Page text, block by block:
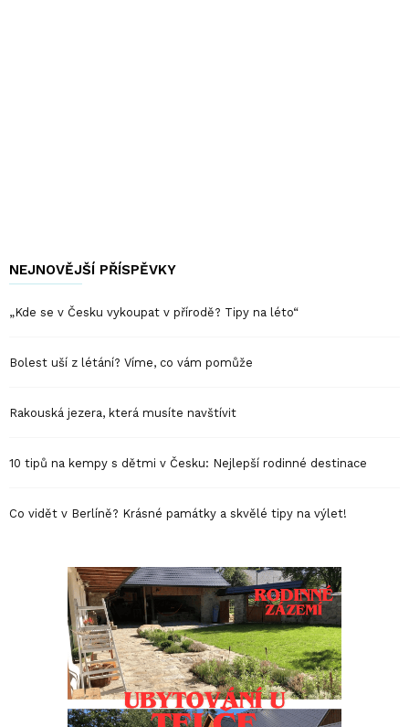
NEJNOVĚJŠÍ PŘÍSPĚVKY
„Kde se v Česku vykoupat v přírodě? Tipy na léto“
Bolest uší z létání? Víme, co vám pomůže
Rakouská jezera, která musíte navštívit
10 tipů na kempy s dětmi v Česku: Nejlepší rodinné destinace
Co vidět v Berlíně? Krásné památky a skvělé tipy na výlet!